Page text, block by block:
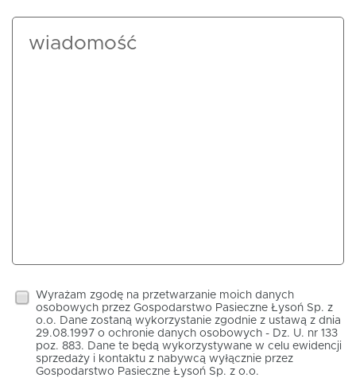
Wyrażam zgodę na przetwarzanie moich danych
osobowych przez Gospodarstwo Pasieczne Łysoń Sp. z
o.o. Dane zostaną wykorzystanie zgodnie z ustawą z dnia
29.08.1997 o ochronie danych osobowych - Dz. U. nr 133
poz. 883. Dane te będą wykorzystywane w celu ewidencji
sprzedaży i kontaktu z nabywcą wyłącznie przez
Gospodarstwo Pasieczne Łysoń Sp. z o.o.